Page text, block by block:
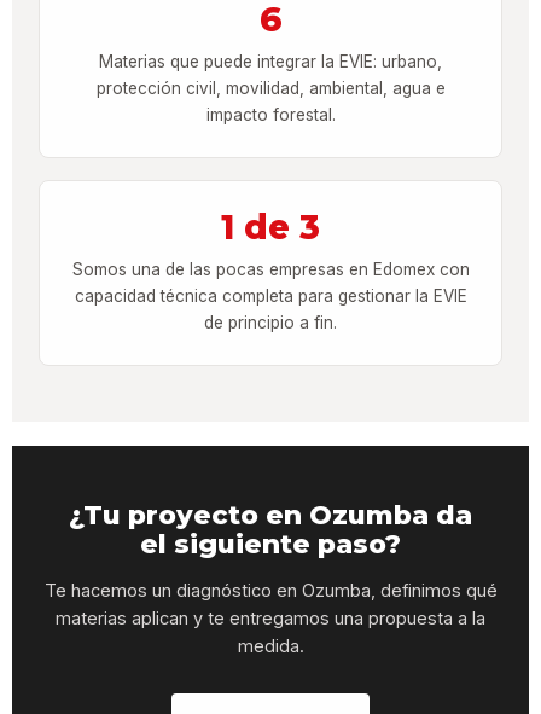
6
Materias que puede integrar la EVIE: urbano,
protección civil, movilidad, ambiental, agua e
impacto forestal.
1 de 3
Somos una de las pocas empresas en Edomex con
capacidad técnica completa para gestionar la EVIE
de principio a fin.
¿Tu proyecto en Ozumba da
el siguiente paso?
Te hacemos un diagnóstico en Ozumba, definimos qué
materias aplican y te entregamos una propuesta a la
medida.